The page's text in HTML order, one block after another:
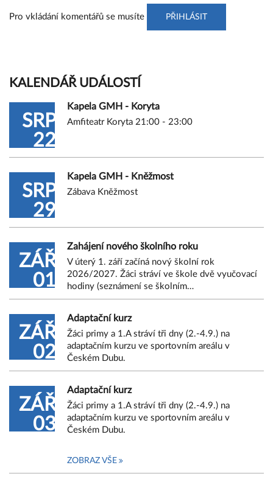
Pro vkládání komentářů se musíte PŘIHLÁSIT
KALENDÁŘ UDÁLOSTÍ
SRP
22
Kapela GMH - Koryta
Amfiteatr Koryta 21:00 - 23:00
SRP
29
Kapela GMH - Kněžmost
Zábava Kněžmost
ZÁŘ
01
Zahájení nového školního roku
V úterý 1. září začíná nový školní rok
2026/2027. Žáci stráví ve škole dvě vyučovací
hodiny (seznámení se školním…
ZÁŘ
02
Adaptační kurz
Žáci primy a 1.A stráví tři dny (2.-4.9.) na
adaptačním kurzu ve sportovním areálu v
Českém Dubu.
ZÁŘ
03
Adaptační kurz
Žáci primy a 1.A stráví tři dny (2.-4.9.) na
adaptačním kurzu ve sportovním areálu v
Českém Dubu.
ZOBRAZ VŠE